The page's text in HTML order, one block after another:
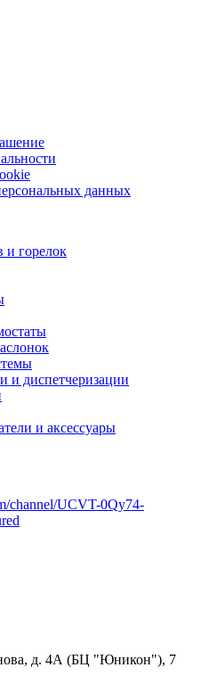
данных
и горелок
и диспетчеризации
и аксессуары
channel/UCVT-0Qy74-
д. 4А (БЦ "Юникон"), 7